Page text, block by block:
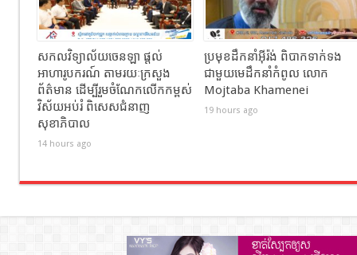
សកលវិទ្យាល័យចេនឡា ផ្តល់
អាហារូបករណ៍ តាមរយៈក្រសួង
ព័ត៌មាន ដើម្បីរួមចំណែកលើកកម្ពស់
វិស័យអប់រំ ពិសេសជំនាញ
សុខាភិបាល
14 hours ago
ប្រមុខដឹកនាំអ៊ីរ៉ង់ ពិបាកទាក់ទង
ជាមួយមេដឹកនាំកំពូល លោក
Mojtaba Khamenei
19 hours ago